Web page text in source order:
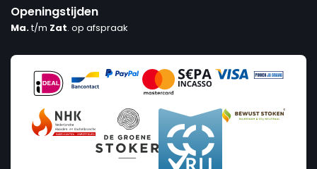
Openingstijden
Ma.t/m Zat. op afspraak